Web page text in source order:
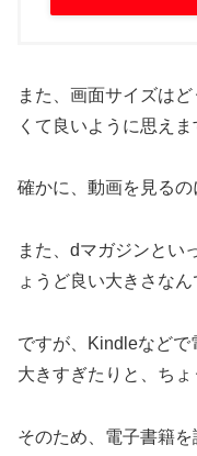
また、画面サイズは
くて良いように思えま
確かに、動画を見るの
また、dマガジンとい
ょうど良い大きさなん
ですが、Kindleなどで
大きすぎたりと、ちょ
そのため、電子書籍